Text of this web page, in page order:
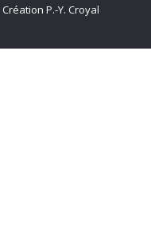
Création P.-Y. Croyal